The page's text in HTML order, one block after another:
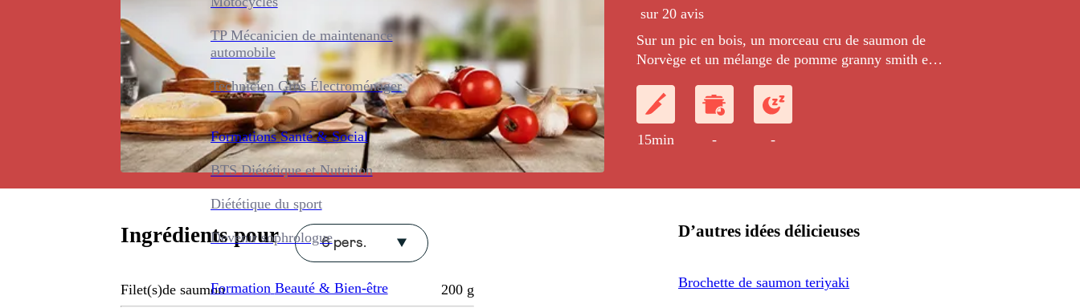
TP Mécanicien de maintenance
automobile
Technicien Gros Électroménager
Formations Santé & Social
BTS Diététique et Nutrition
Diététique du sport
Devenir sophrologue
Formation Beauté & Bien-être
sur 20 avis
Sur un pic en bois, un morceau cru de saumon de
Norvège et un mélange de pomme granny smith et
marinade à base d'huile d'olive, de cerfeuil et de
citron vert.
15min
- -
Ingrédients pour 6 pers.
Filet(s)de saumon 200 g
D’autres idées délicieuses
Brochette de saumon teriyaki